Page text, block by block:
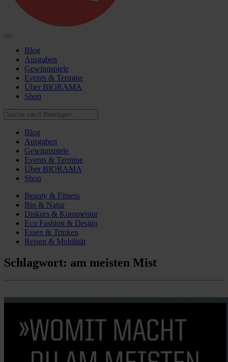
Blog
Ausgaben
Gewinnspiele
Events & Termine
Über BIORAMA
Shop
Blog
Ausgaben
Gewinnspiele
Events & Termine
Über BIORAMA
Shop
Beauty & Fitness
Bio & Natur
Diskurs & Kommentar
Eco Fashion & Design
Essen & Trinken
Reisen & Mobilität
Schlagwort: am meisten Mist